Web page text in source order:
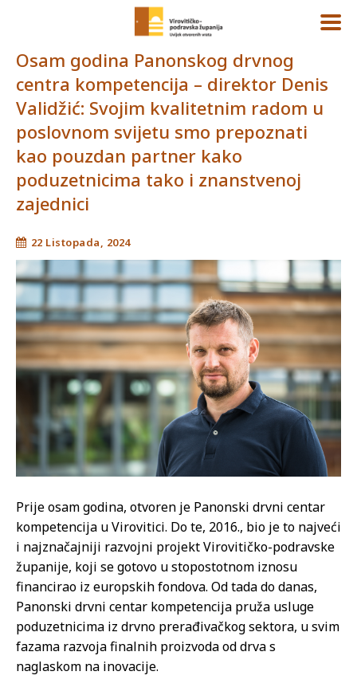
Osam godina Panonskog drvnog
centra kompetencija – direktor Denis
Validžić: Svojim kvalitetnim radom u
poslovnom svijetu smo prepoznati
kao pouzdan partner kako
poduzetnicima tako i znanstvenoj
zajednici
22 Listopada, 2024
Prije osam godina, otvoren je Panonski drvni centar
kompetencija u Virovitici. Do te, 2016., bio je to najveći
i najznačajniji razvojni projekt Virovitičko-podravske
županije, koji se gotovo u stopostotnom iznosu
financirao iz europskih fondova. Od tada do danas,
Panonski drvni centar kompetencija pruža usluge
poduzetnicima iz drvno prerađivačkog sektora, u svim
fazama razvoja finalnih proizvoda od drva s
naglaskom na inovacije.